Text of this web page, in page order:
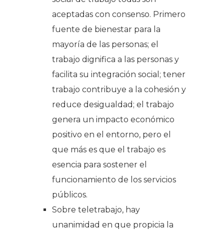
aceptadas con consenso. Primero
fuente de bienestar para la
mayoría de las personas; el
trabajo dignifica a las personas y
facilita su integración social; tener
trabajo contribuye a la cohesión y
reduce desigualdad; el trabajo
genera un impacto económico
positivo en el entorno, pero el
que más es que el trabajo es
esencia para sostener el
funcionamiento de los servicios
públicos.
Sobre teletrabajo, hay
unanimidad en que propicia la